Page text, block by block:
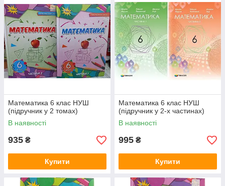
Математика 6 клас НУШ
(підручник у 2 томах)
В наявності
935 ₴
Купити
Математика 6 клас НУШ
(підручник у 2-х частинах)
В наявності
995 ₴
Купити